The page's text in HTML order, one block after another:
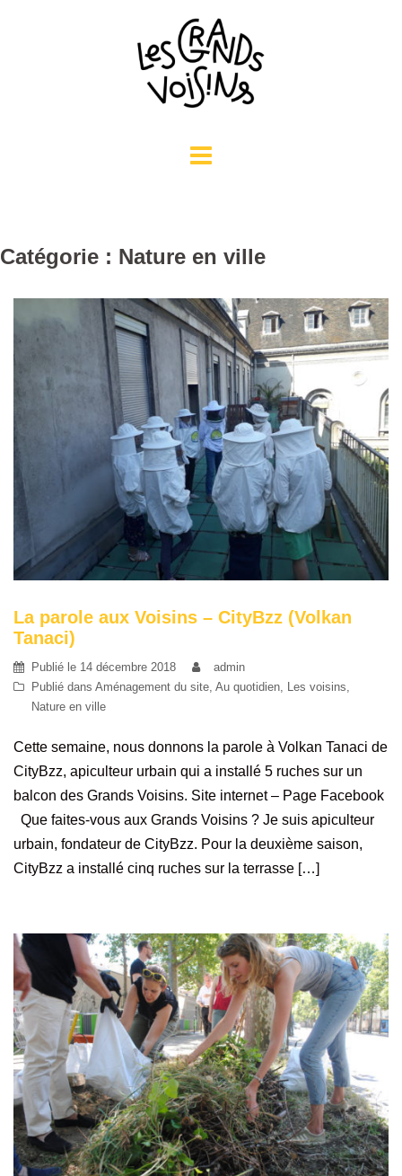
Catégorie : Nature en ville
La parole aux Voisins – CityBzz (Volkan
Tanaci)
Publié le 14 décembre 2018
admin
Publié dans Aménagement du site Au quotidien Les voisins
Nature en ville
Cette semaine, nous donnons la parole à Volkan Tanaci de
CityBzz, apiculteur urbain qui a installé 5 ruches sur un
balcon des Grands Voisins. Site internet – Page Facebook
Que faites-vous aux Grands Voisins ? Je suis apiculteur
urbain, fondateur de CityBzz. Pour la deuxième saison,
CityBzz a installé cinq ruches sur la terrasse […]